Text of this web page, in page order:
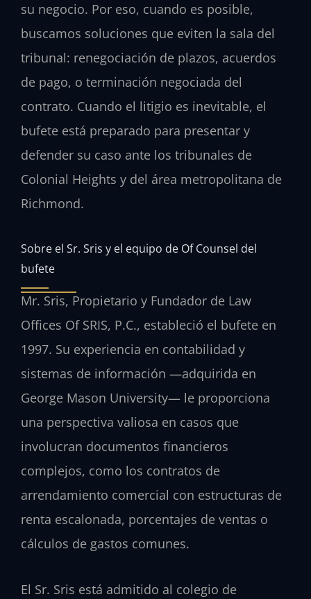
su negocio. Por eso, cuando es posible,
buscamos soluciones que eviten la sala del
tribunal: renegociación de plazos, acuerdos
de pago, o terminación negociada del
contrato. Cuando el litigio es inevitable, el
bufete está preparado para presentar y
defender su caso ante los tribunales de
Colonial Heights y del área metropolitana de
Richmond.
Sobre el Sr. Sris y el equipo de Of Counsel del
bufete
Mr. Sris, Propietario y Fundador de Law
Offices Of SRIS, P.C., estableció el bufete en
1997. Su experiencia en contabilidad y
sistemas de información —adquirida en
George Mason University— le proporciona
una perspectiva valiosa en casos que
involucran documentos financieros
complejos, como los contratos de
arrendamiento comercial con estructuras de
renta escalonada, porcentajes de ventas o
cálculos de gastos comunes.
El Sr. Sris está admitido al colegio de